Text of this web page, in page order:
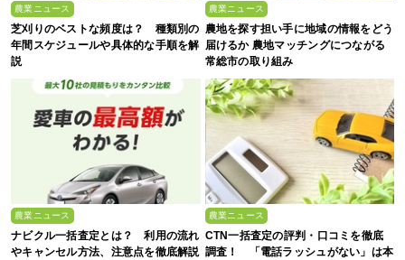
農業ニュース
芝刈りのベストな頻度は？ 種類別の
年間スケジュールや具体的な手順を解
説
農業ニュース
農地を探す担い手に地域の情報をどう
届けるか 農地マッチングにつながる
常総市の取り組み
農業ニュース
ナビクル一括査定とは？ 利用の流れ
やキャンセル方法、注意点を徹底解説
農業ニュース
CTN一括査定の評判・口コミを徹底
調査！ 「電話ラッシュがない」は本